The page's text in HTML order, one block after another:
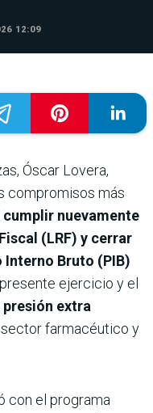
12:09
Óscar Lovera,
compromisos más
cumplir nuevamente
(LRF) y cerrar
Interno Bruto (PIB)
ejercicio y el
presión extra
sector farmacéutico y
con el programa